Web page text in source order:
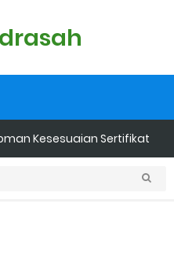
di EMIS GTK
4.0 ke EMIS GTK